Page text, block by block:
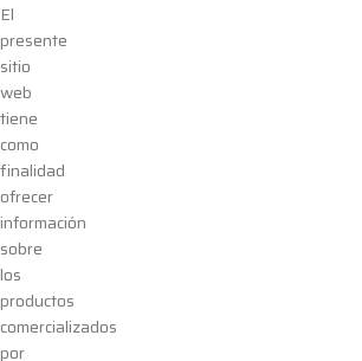
El
presente
sitio
web
tiene
como
finalidad
ofrecer
información
sobre
los
productos
comercializados
por